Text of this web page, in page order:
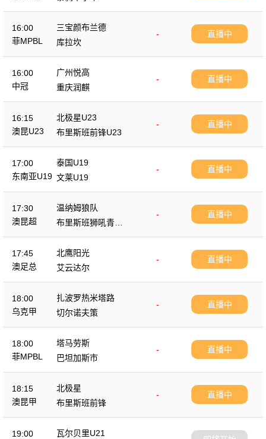
16:00
菲MPBL
三宝颜布兰德
-
库拉坎
直播中
16:00
中冠
广州悦高
-
重庆润麒
直播中
16:15
澳昆U23
北极星U23
-
布里斯班前锋U23
直播中
17:00
东南亚U19
泰国U19
-
文莱U19
直播中
17:30
澳昆超
温纳姆狼队
-
布里斯班狮吼青年
队
直播中
17:45
澳足总
北鹰阳光
-
艾云达尔
直播中
18:00
乌克甲
扎波罗热米塔路
-
切尔诺夫策
直播中
18:00
菲MPBL
塔马劳斯
-
巴坦加斯市
直播中
18:15
澳昆甲
北极星
-
布里斯班前锋
直播中
19:00 瓦尔贝里U21